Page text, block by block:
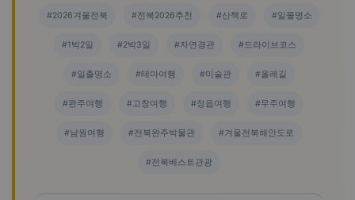
#2026겨울전북 #전북2026추천 #산책로 #일몰명소
#1박2일 #2박3일 #자연경관 #드라이브코스
#일출명소 #테마여행 #미술관 #올레길
#완주여행 #고창여행 #정읍여행 #무주여행
#남원여행 #전북완주박물관 #겨울전북해안도로
#전북베스트관광